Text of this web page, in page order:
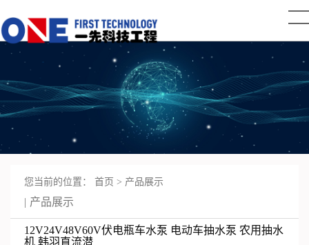
您当前的位置： 首页 > 产品展示
产品展示
12V24V48V60V伏电瓶车水泵 电动车抽水泵 农用抽水
机 韩羽直流潜